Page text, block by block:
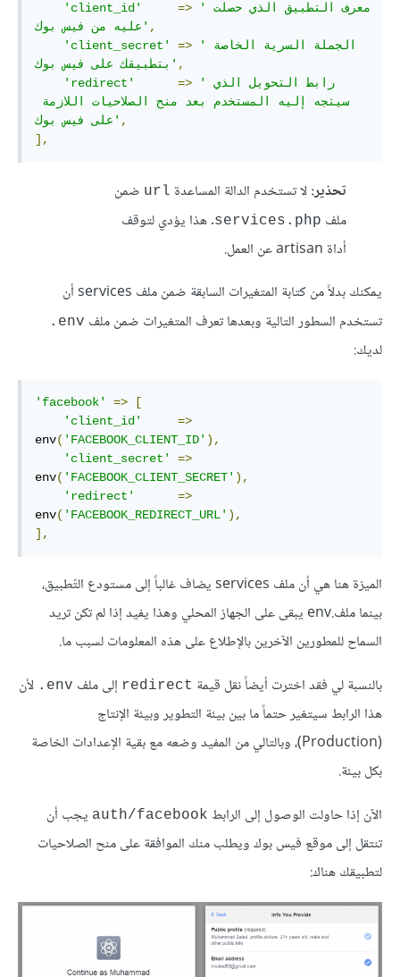
'client_id'
=>
'معرف التطبيق الذي حصلت
عليه من فيس بوك' ,
'client_secret'
=>
'الجملة السرية الخاصة
بتطبيقك على فيس بوك' ,
'redirect'
=>
'رابط التحويل الذي
على فيس بوك' ,
],
تحذير:لا تستخدم الدالة المساعدة url ضمن
ملف services.php. هذا يؤدي لتوقف
أداة artisan عن العمل.
يمكنك بدلاً من كتابة المتغيرات السابقة ضمن ملف services أن
تستخدم السطور التالية وبعدها تعرف المتغيرات ضمن ملف env.
لديك:
'facebook' =>
[
'client_id'
=>
env( 'FACEBOOK_CLIENT_ID' ),
'client_secret'
=>
env( 'FACEBOOK_CLIENT_SECRET' ),
'redirect'
=>
env( 'FACEBOOK_REDIRECT_URL' ),
],
الميزة هنا هي أن ملف services يضاف غالباً إلى مستودع التّطبيق،
بينما ملف.env يبقى على الجهاز المحلي وهذا يفيد إذا لم تكن تريد
السماح للمطورين الآخرين بالإطلاع على هذه المعلومات لسبب ما.
بالنسبة لي فقد اخترت أيضاً نقل قيمة redirect إلى ملف env.
لأن
هذا الرابط سيتغير حتماً ما بين بيئة التطوير وبيئة الإنتاج
(Production)، وبالتالي من المفيد وضعه مع بقية الإعدادات الخاصة
بكل بيئة.
الآن إذا حاولت الوصول إلى الرابط auth/facebook يجب أن
تنتقل إلى موقع فيس بوك ويطلب منك الموافقة على منح الصلاحيات
لتطبيقك هناك: